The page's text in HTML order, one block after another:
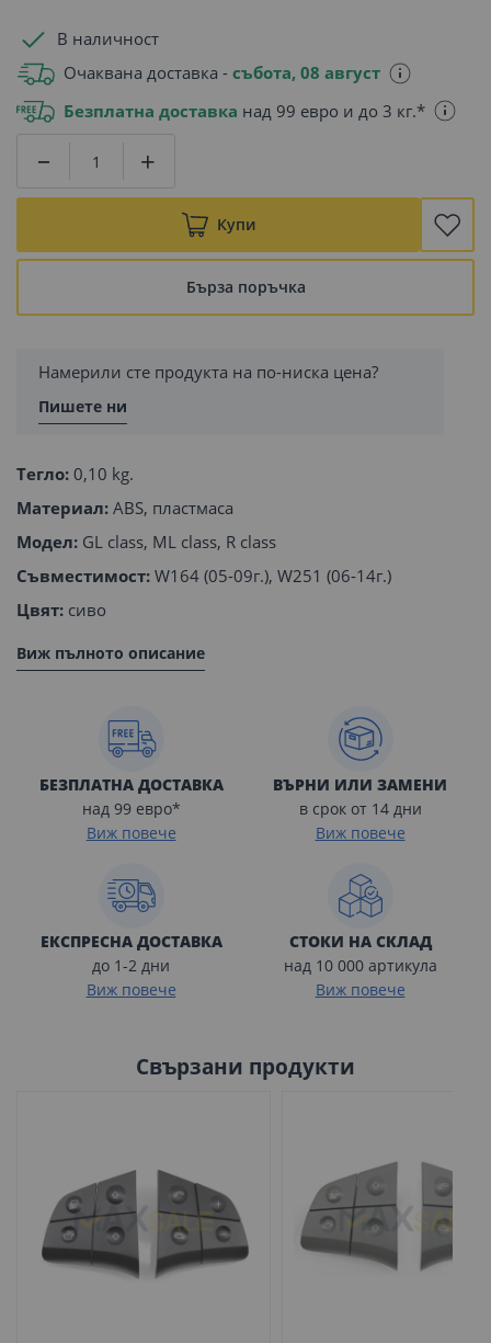
В наличност
Очаквана доставка - събота, 08 август
Безплатна доставка над 99 евро и до 3 кг.*
Купи
Бърза поръчка
Намерили сте продукта на по-ниска цена?
Пишете ни
Тегло: 0,10 kg.
Материал: ABS, пластмаса
Модел: GL class, ML class, R class
Съвместимост: W164 (05-09г.), W251 (06-14г.)
Цвят: сиво
Виж пълното описание
БЕЗПЛАТНА ДОСТАВКА
над 99 евро*
Виж повече
ВЪРНИ ИЛИ ЗАМЕНИ
в срок от 14 дни
Виж повече
ЕКСПРЕСНА ДОСТАВКА
до 1-2 дни
Виж повече
СТОКИ НА СКЛАД
над 10 000 артикула
Виж повече
Свързани продукти